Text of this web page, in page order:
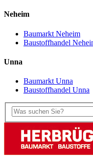
Neheim
Baumarkt Neheim
Baustoffhandel
Unna
Baumarkt Unna
Baustoffhandel Unna